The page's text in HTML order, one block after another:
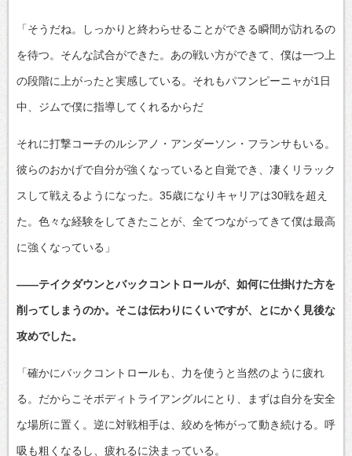
「そうだね。しっかりと終わらせることができる瞬間が訪れるの
を待つ。そんな試合ができた。あの戦い方ができて、僕は一つ上
の段階に上がったと実感している。それもパフンピーニャが1日
中、ジムで僕に指導してくれるからだ
それに打撃コーチのルシアノ・アンダーソン・フランサもいる。
彼らのおかげで自分が強くなっていると自覚でき、凄くリラック
スして戦えるようになった。35歳になりキャリアは30戦を超え
た。色々な経験をしてきたことが、全てつながってきて僕は最高
に強くなっている」
――テイクダウンとバックコントロールが、如何に仕掛けた方を
削ってしまうのか。そこは伝わりにくいですが、とにかく見後な
攻めでした。
「確かにバックコントロールも、力を使うと当然のように疲れ
る。だからこそボディトライアングルにとり、まずは自分を安全
な場所に置く。逆に対戦相手は、絞めを怖がって動き続ける。呼
吸も粗くなるし、疲れるに決まっている。